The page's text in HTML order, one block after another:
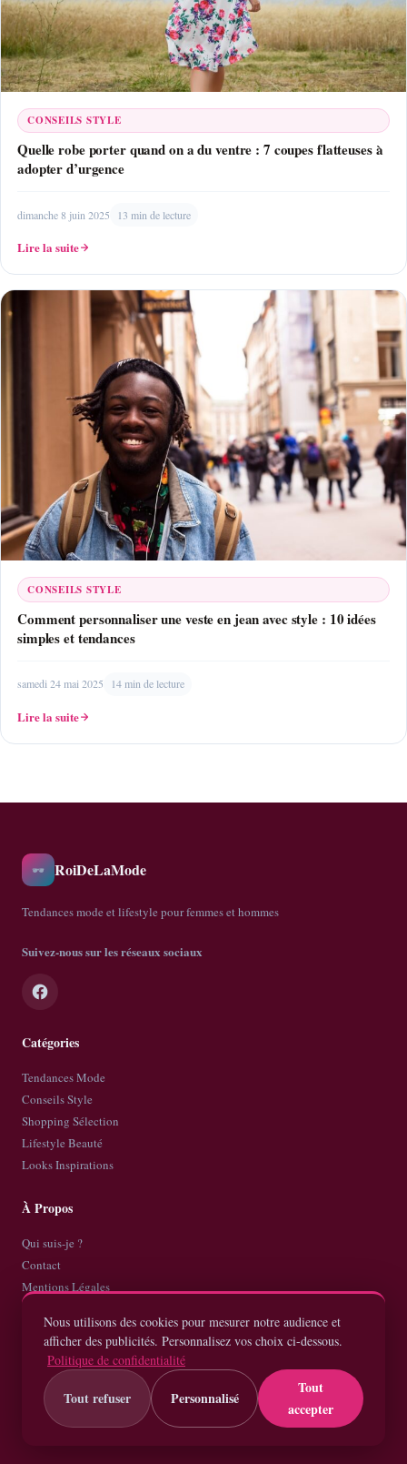
CONSEILS STYLE
Quelle robe porter quand on a du ventre : 7 coupes flatteuses à
adopter d’urgence
dimanche 8 juin 2025 13 min de lecture
Lire la suite
CONSEILS STYLE
Comment personnaliser une veste en jean avec style : 10 idées
simples et tendances
samedi 24 mai 2025 14 min de lecture
Lire la suite
🕶️ RoiDeLaMode
Tendances mode et lifestyle pour femmes et hommes
Suivez-nous sur les réseaux sociaux
Catégories
Tendances Mode
Conseils Style
Shopping Sélection
Lifestyle Beauté
Looks Inspirations
À Propos
Qui suis-je ?
Contact
Mentions Légales
Plan de site
RoiDeLaMode
— Tous droits réservés
Votre style, vos règles, votre mode à vous.
Nous utilisons des cookies pour mesurer notre audience et
afficher des publicités. Personnalisez vos choix ci-dessous.
Politique de confidentialité
Tout refuser Personnalisé
Tout
accepter